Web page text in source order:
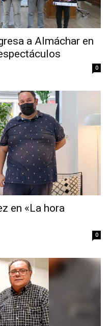
a Almáchar en
0
en «La hora
0